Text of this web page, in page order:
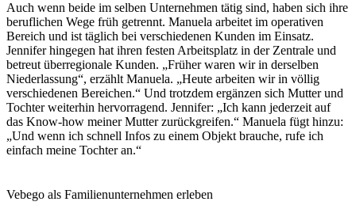
Auch wenn beide im selben Unternehmen tätig sind, haben sich ihre
beruflichen Wege früh getrennt. Manuela arbeitet im operativen
Bereich und ist täglich bei verschiedenen Kunden im Einsatz.
Jennifer hingegen hat ihren festen Arbeitsplatz in der Zentrale und
betreut überregionale Kunden. „Früher waren wir in derselben
Niederlassung“, erzählt Manuela. „Heute arbeiten wir in völlig
verschiedenen Bereichen.“ Und trotzdem ergänzen sich Mutter und
Tochter weiterhin hervorragend. Jennifer: „Ich kann jederzeit auf
das Know-how meiner Mutter zurückgreifen.“ Manuela fügt hinzu:
„Und wenn ich schnell Infos zu einem Objekt brauche, rufe ich
einfach meine Tochter an.“
Vebego als Familienunternehmen erleben